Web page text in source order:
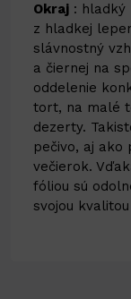
Okraj : hladký
z hladkej
slávnostný
a čiernej na
oddelenie
tort, na malé
dezerty.
pečivo, aj ako
večierok.
fóliou sú
svojou